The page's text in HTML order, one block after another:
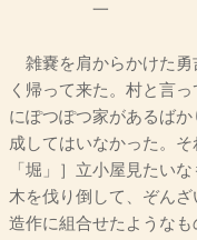
一
雑嚢を肩からかけた勇
く帰って来た。村と言
にぽつぽつ家があるば
成してはいなかった。
「堀」］立小屋見たい
木を伐り倒して、ぞん
造作に組合せたような